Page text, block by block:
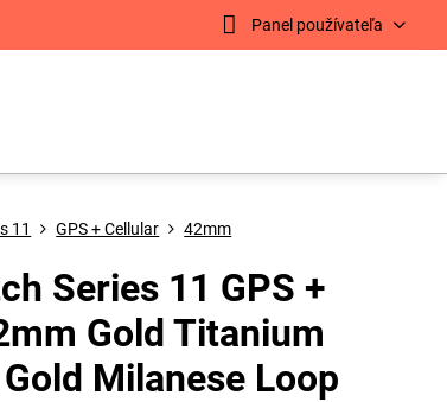
Panel používateľa
11 GPS + Cellular 42mm
Series 11 GPS +
Gold Titanium
Milanese Loop